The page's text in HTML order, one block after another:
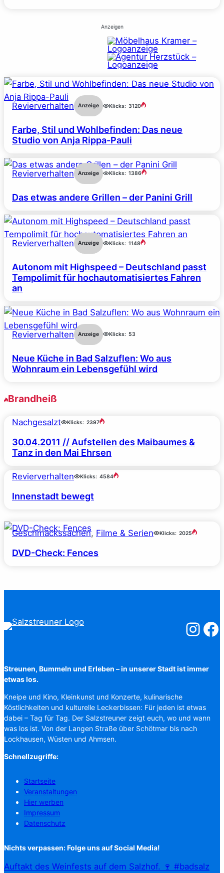
Anzeigen
Revierverhalten Anzeige Klicks: 3120
Farbe, Stil und Wohlbefinden: Das neue
Studio von Anja Rippa-Pauli
Revierverhalten Anzeige Klicks: 1386
Das etwas andere Grillen – der Panini Grill
Revierverhalten Anzeige Klicks: 1148
Autonom mit Highspeed – Deutschland passt
Tempolimit für hochautomatisiertes Fahren
an
Revierverhalten Anzeige Klicks: 53
Neue Küche in Bad Salzuflen: Wo aus
Wohnraum ein Lebensgefühl wird
Brandheiß
Nachgesalzt Klicks: 2397
30.04.2011 // Aufstellen des Maibaumes &
Tanz in den Mai Ehrsen
Revierverhalten Klicks: 4584
Innenstadt bewegt
Geschmackssachen, Filme & Serien Klicks: 2025
DVD-Check: Fences
Streunen, Bummeln und Erleben – in unserer Stadt ist immer
etwas los.
Kneipe und Kino, Kleinkunst und Konzerte, kulinarische
Köstlichkeiten und kulturelle Leckerbissen: Für jeden ist etwas
dabei – Tag für Tag. Der Salzstreuner zeigt euch, wo und wann
was los ist. Von der Langen Straße über Schötmar bis nach
Lockhausen, Wüsten und Ahmsen.
Schnellzugriffe:
Startseite
Veranstaltungen
Hier werben
Impressum
Datenschutz
Nichts verpassen: Folge uns auf Social Media!
Auftakt des Weinfests auf dem Salzhof. 🍷 #badsalz